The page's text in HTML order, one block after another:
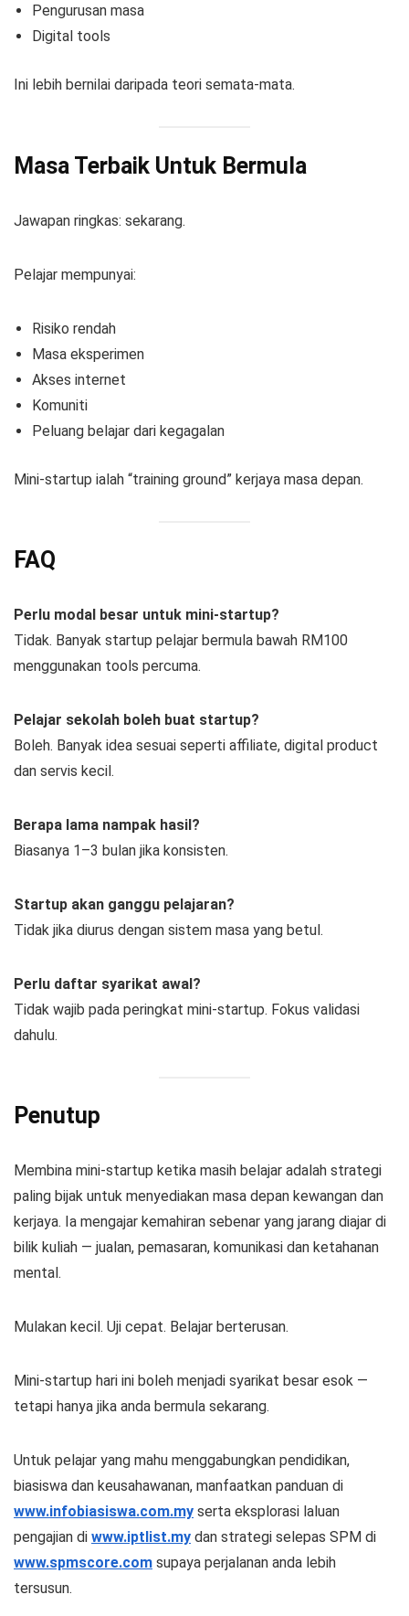
Pengurusan masa
Digital tools
Ini lebih bernilai daripada teori semata-mata.
Masa Terbaik Untuk Bermula
Jawapan ringkas: sekarang.
Pelajar mempunyai:
Risiko rendah
Masa eksperimen
Akses internet
Komuniti
Peluang belajar dari kegagalan
Mini-startup ialah “training ground” kerjaya masa depan.
FAQ
Perlu modal besar untuk mini-startup?
Tidak. Banyak startup pelajar bermula bawah RM100
menggunakan tools percuma.
Pelajar sekolah boleh buat startup?
Boleh. Banyak idea sesuai seperti affiliate, digital product
dan servis kecil.
Berapa lama nampak hasil?
Biasanya 1–3 bulan jika konsisten.
Startup akan ganggu pelajaran?
Tidak jika diurus dengan sistem masa yang betul.
Perlu daftar syarikat awal?
Tidak wajib pada peringkat mini-startup. Fokus validasi
dahulu.
Penutup
Membina mini-startup ketika masih belajar adalah strategi
paling bijak untuk menyediakan masa depan kewangan dan
kerjaya. Ia mengajar kemahiran sebenar yang jarang diajar di
bilik kuliah — jualan, pemasaran, komunikasi dan ketahanan
mental.
Mulakan kecil. Uji cepat. Belajar berterusan.
Mini-startup hari ini boleh menjadi syarikat besar esok —
tetapi hanya jika anda bermula sekarang.
Untuk pelajar yang mahu menggabungkan pendidikan,
biasiswa dan keusahawanan, manfaatkan panduan di
www.infobiasiswa.com.my serta eksplorasi laluan
pengajian di www.iptlist.my dan strategi selepas SPM di
www.spmscore.com supaya perjalanan anda lebih
tersusun.